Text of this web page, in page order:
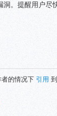
洞。提醒用户尽
者的情况下 引用